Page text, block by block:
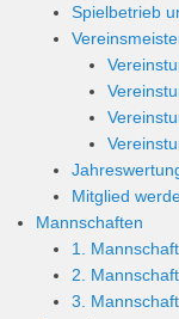
Spielbetrieb
Mitglied
Mannschaften
1. Mannschaft
2. Mannschaft
3. Mannschaft